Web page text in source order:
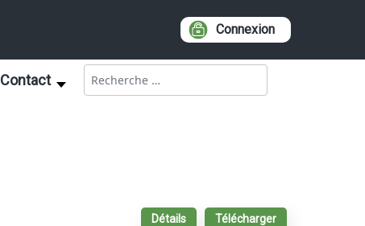
Connexion
Contact
Télécharger
Détails